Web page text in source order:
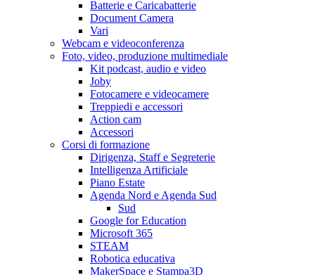
Batterie e Caricabatterie
Document Camera
Vari
Webcam e videoconferenza
Foto, video, produzione multimediale
Kit podcast, audio e video
Joby
Fotocamere e videocamere
Treppiedi e accessori
Action cam
Accessori
Corsi di formazione
Dirigenza, Staff e Segreterie
Intelligenza Artificiale
Piano Estate
Agenda Nord e Agenda Sud
Sud
Google for Education
Microsoft 365
STEAM
Robotica educativa
MakerSpace e Stampa3D